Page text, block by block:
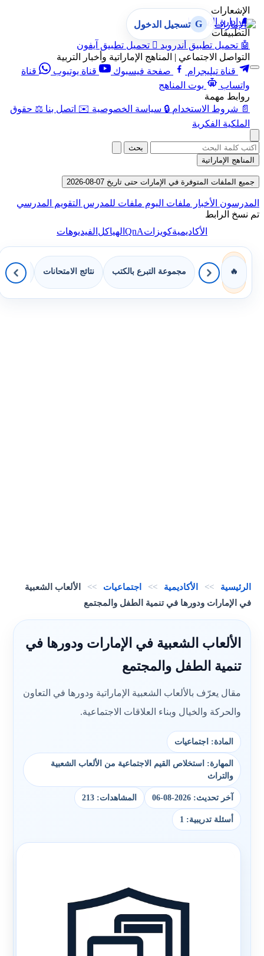
الإشعارات
🔔 إدارة الإشعارات
التطبيقات
🤖 تحميل تطبيق أندرويد  تحميل تطبيق آيفون
التواصل الاجتماعي | المناهج الإماراتية وأخبار التربية
قناة تيليجرام
صفحة فيسبوك قناة يوتيوب
قناة
واتساب
بوت المناهج
روابط مهمة
📄 شروط الاستخدام 🔒 سياسة الخصوصية ✉️ اتصل بنا ⚖️ حقوق
الملكية الفكرية
G تسجيل الدخول
بحث
المناهج الإماراتية
جميع الملفات المتوفرة في الإمارات حتى تاريخ 07-08-2026
المدرسون الأخبار ملفات اليوم ملفات للمدرس التقويم المدرسي
تم نسخ الرابط
الأكاديميةكويزاتQnAالهياكلالفيديوهات
🔥 مجموعة التبرع بالكتب نتائج الامتحانات
الرئيسية >> الأكاديمية >> اجتماعيات >>
الألعاب الشعبية
في الإمارات ودورها في تنمية الطفل والمجتمع
الألعاب الشعبية في الإمارات ودورها في
تنمية الطفل والمجتمع
مقال يعرّف بالألعاب الشعبية الإماراتية ودورها في التعاون
والحركة والخيال وبناء العلاقات الاجتماعية.
المادة: اجتماعيات
المهارة: استخلاص القيم الاجتماعية من الألعاب الشعبية
والتراث
آخر تحديث: 2026-08-06 المشاهدات: 213
أسئلة تدريبية: 1